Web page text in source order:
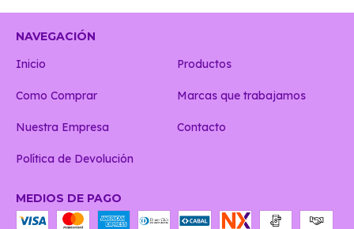
NAVEGACIÓN
Inicio
Productos
Como Comprar Marcas que trabajamos
Nuestra Empresa Contacto
Política de Devolución
MEDIOS DE PAGO